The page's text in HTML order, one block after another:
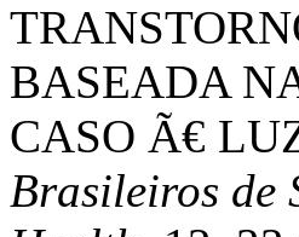
BASEADA
CASO Ã€
Brasileiros de